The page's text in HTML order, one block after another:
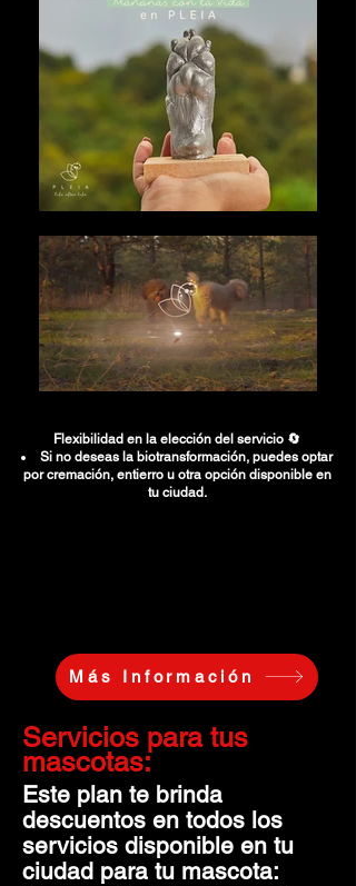
Flexibilidad en la elección del servicio 🔄
Si no deseas la biotransformación, puedes optar
por cremación, entierro u otra opción disponible en
tu ciudad.
Más Información
Servicios para tus
mascotas:
Este plan te brinda
descuentos en todos los
servicios disponible en tu
ciudad para tu mascota: